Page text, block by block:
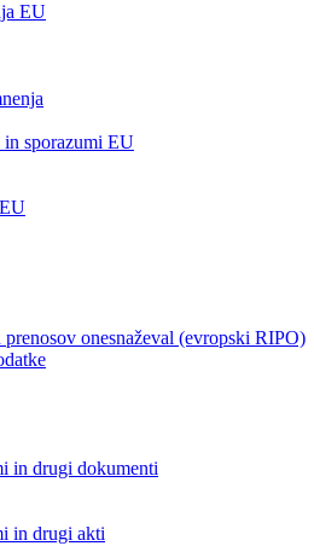
EU
in sporazumi EU
onesnaževal (evropski RIPO)
in drugi dokumenti
in drugi akti